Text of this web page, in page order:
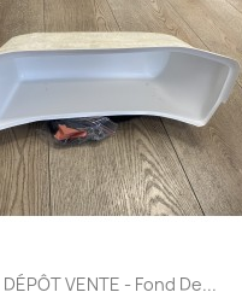
Aperçu rapide
DÉPÔT VENTE - Fond De...